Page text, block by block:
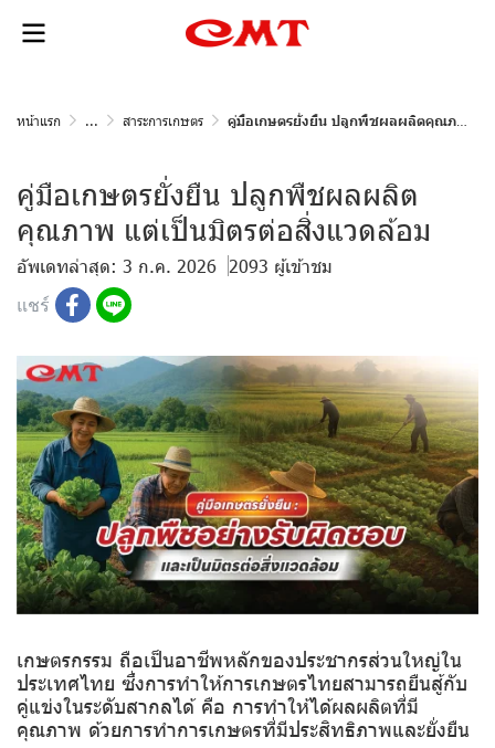
หน้าแรก ... สาระการเกษตร คู่มือเกษตรยั่งยืน ปลูกพืชผลผลิตคุณภาพ แต่เป็นมิตรต่อสิ่งแวดล้อม
คู่มือเกษตรยั่งยืน ปลูกพืชผลผลิต
คุณภาพ แต่เป็นมิตรต่อสิ่งแวดล้อม
อัพเดทล่าสุด: 3 ก.ค. 2026 2093 ผู้เข้าชม
แชร์
เกษตรกรรม ถือเป็นอาชีพหลักของประชากรส่วนใหญ่ใน
ประเทศไทย ซึ่งการทำให้การเกษตรไทยสามารถยืนสู้กับ
คู่แข่งในระดับสากลได้ คือ การทำให้ได้ผลผลิตที่มี
คุณภาพ ด้วยการทำการเกษตรที่มีประสิทธิภาพและยั่งยืน